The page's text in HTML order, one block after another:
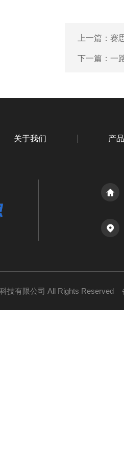
上一篇： 赛
下一篇： 一
关于我们 产
技有限公司 All Rights Reserved